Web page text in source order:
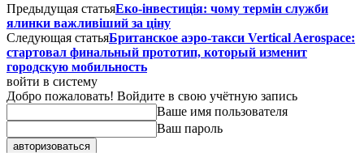
Предыдущая статьяЕко-інвестиція: чому термін служби
ялинки важливіший за ціну
Следующая статьяБританское аэро-такси Vertical Aerospace:
стартовал финальный прототип, который изменит
городскую мобильность
войти в систему
Добро пожаловать! Войдите в свою учётную запись
Ваше имя пользователя
Ваш пароль